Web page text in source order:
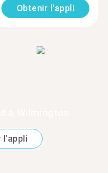
Obtenir l'appli
l'appli